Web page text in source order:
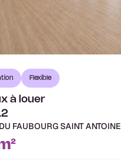
Flexible
à louer
FAUBOURG SAINT ANTOINE